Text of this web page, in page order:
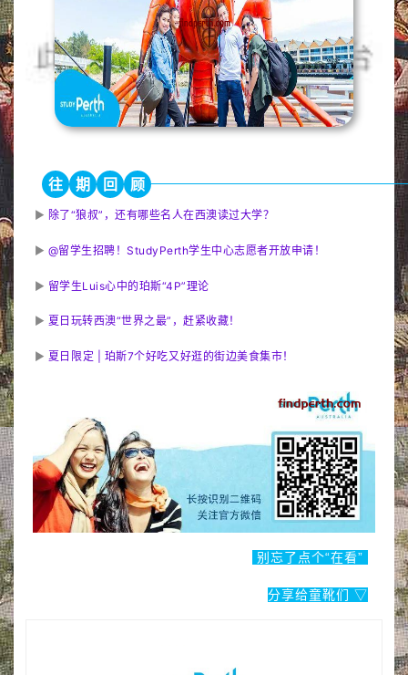
往 期 回 顾
▶ 除了“狼叔”，还有哪些名人在西澳读过大学？
▶ @留学生招聘！StudyPerth学生中心志愿者开放申请！
▶ 留学生Luis心中的珀斯“4P”理论
▶ 夏日玩转西澳“世界之最”，赶紧收藏！
▶ 夏日限定 | 珀斯7个好吃又好逛的街边美食集市！
别忘了点个“在看”
分享给童靴们 ▽